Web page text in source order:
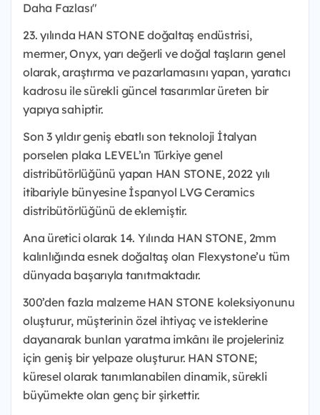
Daha Fazlası"
23. yılında HAN STONE doğaltaş endüstrisi,
mermer, Onyx, yarı değerli ve doğal taşların genel
olarak, araştırma ve pazarlamasını yapan, yaratıcı
kadrosu ile sürekli güncel tasarımlar üreten bir
yapıya sahiptir.
Son 3 yıldır geniş ebatlı son teknoloji İtalyan
porselen plaka LEVEL’ın Türkiye genel
distribütörlüğünü yapan HAN STONE, 2022 yılı
itibariyle bünyesine İspanyol LVG Ceramics
distribütörlüğünü de eklemiştir.
Ana üretici olarak 14. Yılında HAN STONE, 2mm
kalınlığında esnek doğaltaş olan Flexystone’u tüm
dünyada başarıyla tanıtmaktadır.
300’den fazla malzeme HAN STONE koleksiyonunu
oluşturur, müşterinin özel ihtiyaç ve isteklerine
dayanarak bunları yaratma imkânı ile projeleriniz
için geniş bir yelpaze oluşturur. HAN STONE;
küresel olarak tanımlanabilen dinamik, sürekli
büyümekte olan genç bir şirkettir.